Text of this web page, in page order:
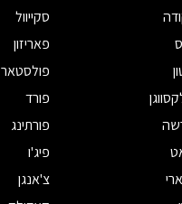
סקייוול
פאריזון
פולסטאר
פורד
פורתינג
פיג'ו
צ'אנגן